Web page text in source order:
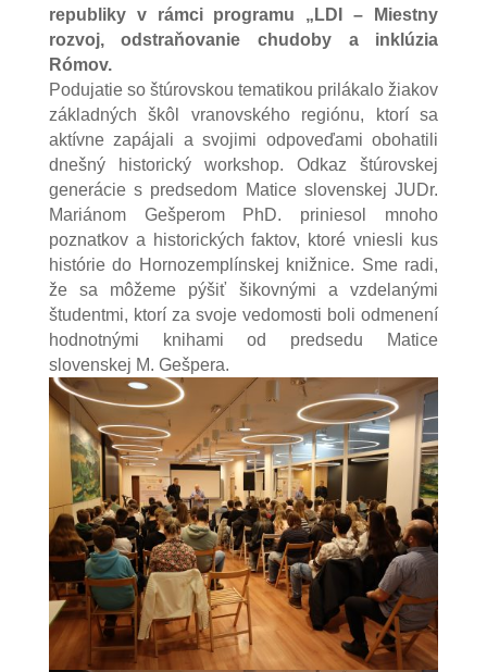
republiky v rámci programu „LDI – Miestny
rozvoj, odstraňovanie chudoby a inklúzia
Rómov.
Podujatie so štúrovskou tematikou prilákalo žiakov
základných škôl vranovského regiónu, ktorí sa
aktívne zapájali a svojimi odpoveďami obohatili
dnešný historický workshop. Odkaz štúrovskej
generácie s predsedom Matice slovenskej JUDr.
Mariánom Gešperom PhD. priniesol mnoho
poznatkov a historických faktov, ktoré vniesli kus
histórie do Hornozemplínskej knižnice. Sme radi,
že sa môžeme pýšiť šikovnými a vzdelanými
študentmi, ktorí za svoje vedomosti boli odmenení
hodnotnými knihami od predsedu Matice
slovenskej M. Gešpera.